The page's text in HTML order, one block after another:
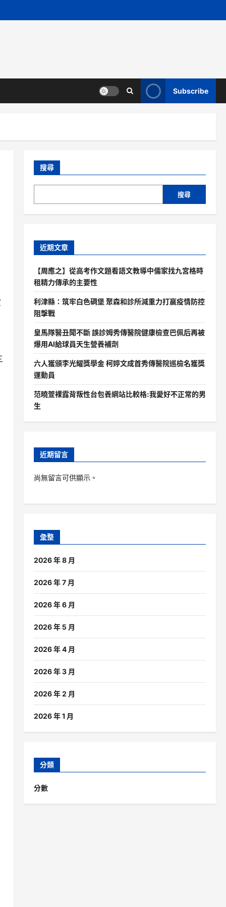
Subscribe
搜尋
搜尋
近期文章
【周應之】從高考作文題看語文教導中儒家找九宮格時
租精力傳承的主要性
利津縣：筑牢白色碉堡 聚森和診所減重力打贏疫情防控
阻擊戰
皇馬隊醫丑聞不斷 誤診姆秀傳醫院健康檢查巴佩后再被
爆用AI給球員天生營養補劑
六人獲頒李光耀獎學金 柯婷文成首秀傳醫院巡檢名獲獎
運動員
范曉萱裸露背叛性台包養網站比較格:我愛好不正常的男
生
近期留言
尚無留言可供顯示。
彙整
2026 年 8 月
2026 年 7 月
2026 年 6 月
2026 年 5 月
2026 年 4 月
2026 年 3 月
2026 年 2 月
2026 年 1 月
分類
分數